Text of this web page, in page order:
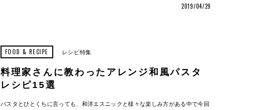
2019/04/29
FOOD & RECIPE レシピ特集
料理家さんに教わったアレンジ和風パスタ
レシピ15選
パスタとひとくちに言っても、和洋エスニックと様々な楽しみ方がある中で今回